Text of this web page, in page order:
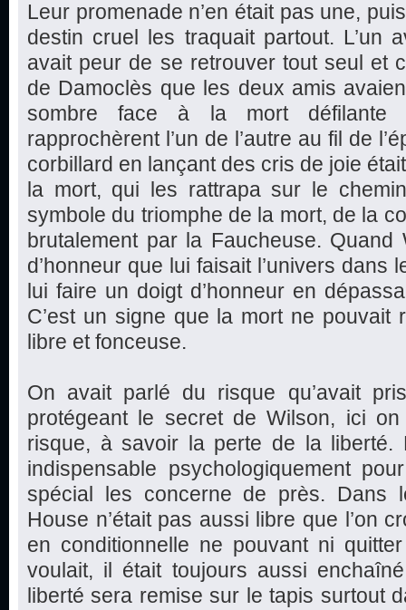
Leur promenade n’en était pas une,
destin cruel les traquait partout. L’un
avait peur de se retrouver tout seul et
de Damoclès que les deux amis
sombre face à la mort défilante
rapprochèrent l’un de l’autre au fil de
corbillard en lançant des cris de joie
la mort, qui les rattrapa sur le chemin
symbole du triomphe de la mort, de la
brutalement par la Faucheuse.
d’honneur que lui faisait l’univers dans
lui faire un doigt d’honneur en
C’est un signe que la mort ne pouvait
libre et fonceuse.
On avait parlé du risque qu’avait
protégeant le secret de Wilson, ici
risque, à savoir la perte de la liberté.
indispensable psychologiquement
spécial les concerne de près. Dans
House n’était pas aussi libre que l’on
en conditionnelle ne pouvant ni
voulait, il était toujours aussi
liberté sera remise sur le tapis surtout